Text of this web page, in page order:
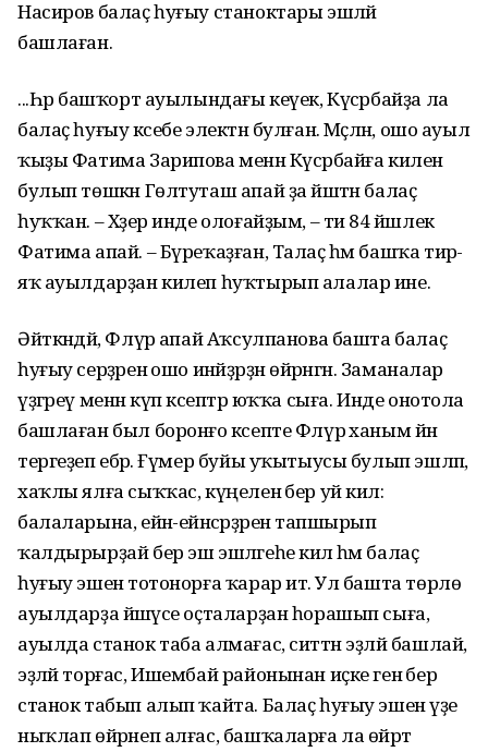
Насиров балаҫ һуғыу станоктары эшләй
башлаған.
...Һәр башҡорт ауылындағы кеүек, Күсәрбайҙа ла
балаҫ һуғыу кәсебе электән булған. Мәҫәлән, ошо ауыл
ҡыҙы Фатима Зарипова менән Күсәрбайға килен
булып төшкән Гөлтуташ апай ҙа йәштән балаҫ
һуҡҡан. – Хәҙер инде олоғайҙым, – ти 84 йәшлек
Фатима апай. – Бүреҡаҙған, Талаҫ һәм башҡа тирә-
яҡ ауылдарҙан килеп һуҡтырып алалар ине.
Әйткәндәй, Флүрә апай Аҡсулпанова башта балаҫ
һуғыу серҙәренә ошо инәйҙәрҙән өйрәнгән. Заманалар
үҙгәреү менән күп кәсептәр юҡҡа сыға. Инде онотола
башлаған был боронғо кәсепте Флүрә ханым йәнә
тергеҙеп ебәрә. Ғүмер буйы уҡытыусы булып эшләп,
хаҡлы ялға сыҡҡас, күңеленә бер уй килә:
балаларына, ейән-ейәнсәрҙәренә тапшырып
ҡалдырырҙай бер эш эшләгеһе килә һәм балаҫ
һуғыу эшенә тотонорға ҡарар итә. Ул башта төрлө
ауылдарҙа йәшәүсе оҫталарҙан һорашып сыға,
ауылда станок таба алмағас, ситтән эҙләй башлай,
эҙләй торғас, Ишембай районынан иҫке генә бер
станок табып алып ҡайта. Балаҫ һуғыу эшенә үҙе
ныҡлап өйрәнеп алғас, башҡаларға ла өйрәтә